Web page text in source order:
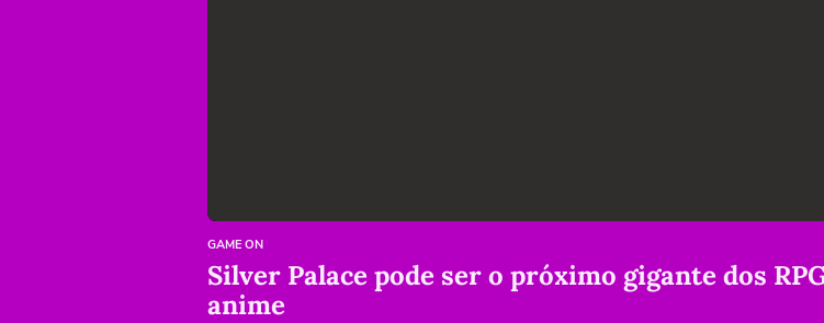
GAME ON
Silver Palace pode ser o próximo gigante dos
anime